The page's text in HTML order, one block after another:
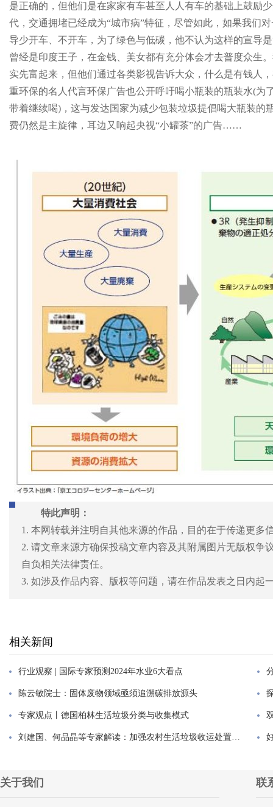
是正确的，但他们是在家家有车甚至人人有车的基础上鼓励
代，交通拥堵已经成为“城市病”特征，尽管如此，如果我们
导少开车、不开车，为了绿色与低碳，他不认为这样的宣导
曾经是印度王子，在金钱、美女都有充分体会才去普度众生
实先富起来，但他们通过各类影视告诉大众，什么是有钱人
重环保的名人代言环保广告也公开呼吁喝小瓶装的瓶装水(
带着继续喝)，这与发达国家为减少包装垃圾提倡喝大瓶装
费仍然是主旋律，耳边又响起央视“小罐茶”的广告……
特此声明：
1. 本网转载并注明自其他来源的作品，目的在于传递更多
2. 请文章来源方确保投稿文章内容及其附属图片无版权争
自负相关法律责任。
3. 如涉及作品内容、版权等问题，请在作品发表之日内起
相关新闻
行业观察 | 国际专家预测2024年水业6大看点
陈云敏院士：固体废物领域亟须追溯碳排放源头
专家观点丨德国柏林生活垃圾分类与收集模式
刘建国、何品晶等专家解读：加强农村生活垃圾收运处置体系建...
关于我们 联